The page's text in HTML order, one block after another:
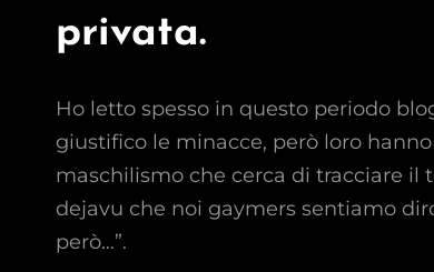
privata.
Ho letto spesso in questo periodo
giustifico le minacce, però loro
maschilismo che cerca di tracciare il
dejavu che noi gaymers sentiamo
però…”.